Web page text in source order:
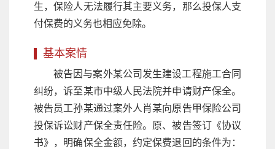
生，保险人无法履行其主要义务，那么投保人支
付保费的义务也相应免除。
基本案情
被告因与案外某公司发生建设工程施工合同
纠纷，诉至某市中级人民法院并申请财产保全。
被告员工孙某通过案外人肖某向原告甲保险公司
投保诉讼财产保全责任险。原、被告签订《协议
书》，明确保全金额，约定保费退回的条件为：